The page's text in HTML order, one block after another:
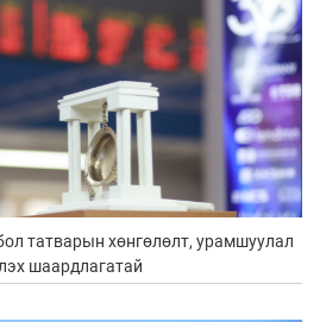
татварын хөнгөлөлт, урамшуулал
шаардлагатай